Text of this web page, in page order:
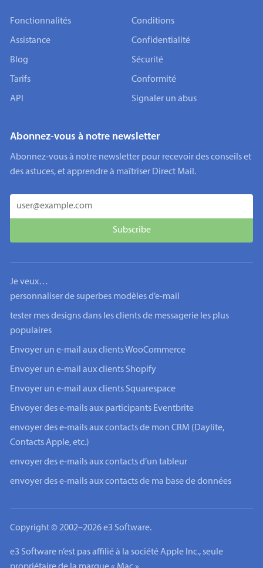
Fonctionnalités
Assistance
Blog
Tarifs
API
Conditions
Confidentialité
Sécurité
Conformité
Signaler un abus
Abonnez-vous à notre newsletter
Abonnez-vous à notre newsletter pour recevoir des conseils et
des astuces, et apprendre à maîtriser Direct Mail.
Je veux…
personnaliser de superbes modèles d’e-mail
tester mes designs dans les clients de messagerie les plus
populaires
Envoyer un e-mail aux clients WooCommerce
Envoyer un e-mail aux clients Shopify
Envoyer un e-mail aux clients Squarespace
Envoyer des e-mails aux participants Eventbrite
envoyer des e-mails aux contacts de mon CRM (Daylite,
Contacts Apple, etc.)
envoyer des e-mails aux contacts d’un tableur
envoyer des e-mails aux contacts de ma base de données
Copyright © 2002–2026 e3 Software.
e3 Software n’est pas affilié à la société Apple Inc., seule